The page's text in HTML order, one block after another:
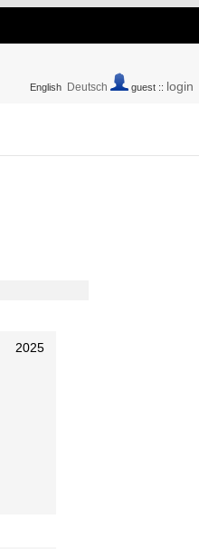
English Deutsch guest :: login
2025